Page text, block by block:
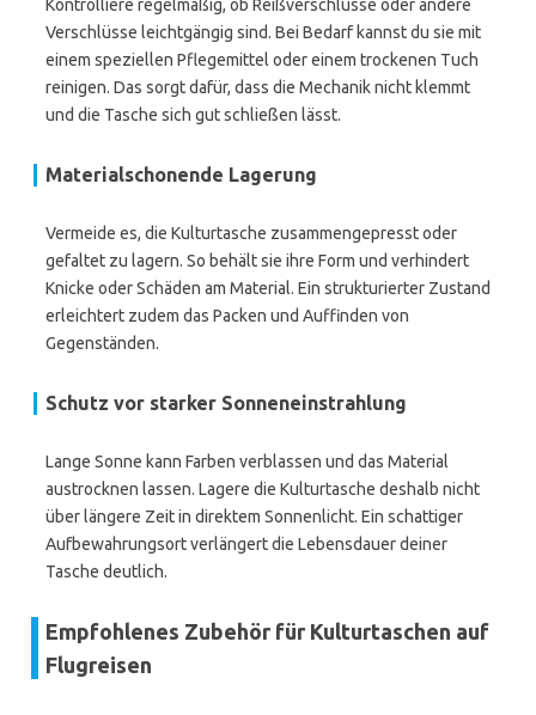
Kontrolliere regelmäßig, ob Reißverschlüsse oder andere
Verschlüsse leichtgängig sind. Bei Bedarf kannst du sie mit
einem speziellen Pflegemittel oder einem trockenen Tuch
reinigen. Das sorgt dafür, dass die Mechanik nicht klemmt
und die Tasche sich gut schließen lässt.
Materialschonende Lagerung
Vermeide es, die Kulturtasche zusammengepresst oder
gefaltet zu lagern. So behält sie ihre Form und verhindert
Knicke oder Schäden am Material. Ein strukturierter Zustand
erleichtert zudem das Packen und Auffinden von
Gegenständen.
Schutz vor starker Sonneneinstrahlung
Lange Sonne kann Farben verblassen und das Material
austrocknen lassen. Lagere die Kulturtasche deshalb nicht
über längere Zeit in direktem Sonnenlicht. Ein schattiger
Aufbewahrungsort verlängert die Lebensdauer deiner
Tasche deutlich.
Empfohlenes Zubehör für Kulturtaschen auf
Flugreisen